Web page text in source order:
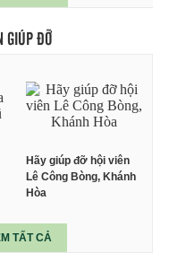
GIÚP ĐỠ
Hãy giúp đỡ hội viên
Lê Công Bòng, Khánh
Hòa
TẤT CẢ